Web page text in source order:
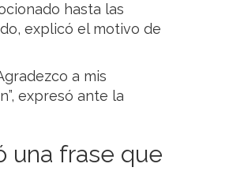
hasta las
explicó el motivo de
a mis
expresó ante la
una frase que